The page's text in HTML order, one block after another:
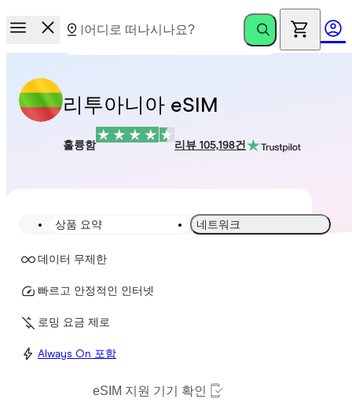
리투아니아 eSIM
훌륭함 리뷰 105,198건
상품 요약 네트워크
데이터 무제한
빠르고 안정적인 인터넷
로밍 요금 제로
Always On 포함
eSIM 지원 기기 확인